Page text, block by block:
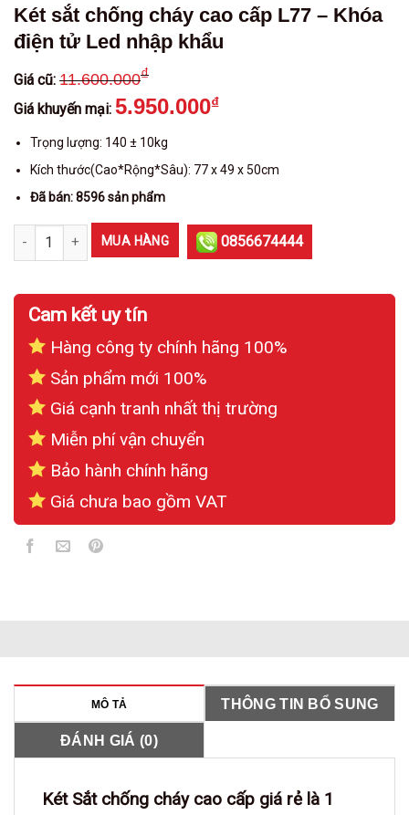
Két sắt chống cháy cao cấp L77 – Khóa
điện tử Led nhập khẩu
Giá cũ: 11.600.000₫
Giá khuyến mại: 5.950.000₫
Trọng lượng: 140 ± 10kg
Kích thước(Cao*Rộng*Sâu): 77 x 49 x 50cm
Đã bán: 8596 sản phẩm
Két sắt chống cháy cao cấp L77 - Khóa điện tử Led nhập khẩu số
MUA HÀNG 0856674444
Cam kết uy tín
Hàng công ty chính hãng 100%
Sản phẩm mới 100%
Giá cạnh tranh nhất thị trường
Miễn phí vận chuyển
Bảo hành chính hãng
Giá chưa bao gồm VAT
MÔ TẢ THÔNG TIN BỔ SUNG
ĐÁNH GIÁ (0)
Két Sắt chống cháy cao cấp giá rẻ là 1